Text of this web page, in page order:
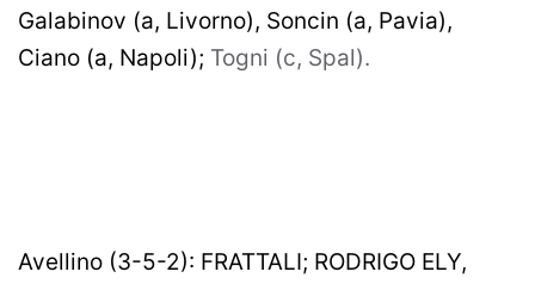
Galabinov (a, Livorno), Soncin (a, Pavia),
Ciano (a, Napoli); Togni (c, Spal).
Avellino (3-5-2): FRATTALI; RODRIGO ELY,